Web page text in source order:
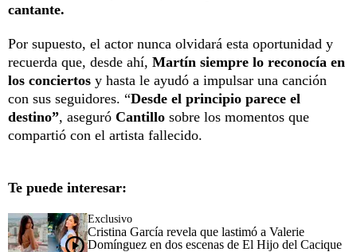
cantante.
Por supuesto, el actor nunca olvidará esta oportunidad y
recuerda que, desde ahí, Martín siempre lo reconocía en
los conciertos y hasta le ayudó a impulsar una canción
con sus seguidores. “Desde el principio parece el
destino”, aseguró Cantillo sobre los momentos que
compartió con el artista fallecido.
Te puede interesar:
Exclusivo
Cristina García revela que lastimó a Valerie
Domínguez en dos escenas de El Hijo del Cacique